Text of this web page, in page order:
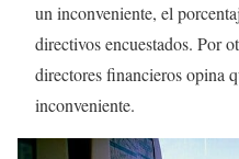
un inconveniente, el
directivos encuestados. Por
directores financieros opina
inconveniente.